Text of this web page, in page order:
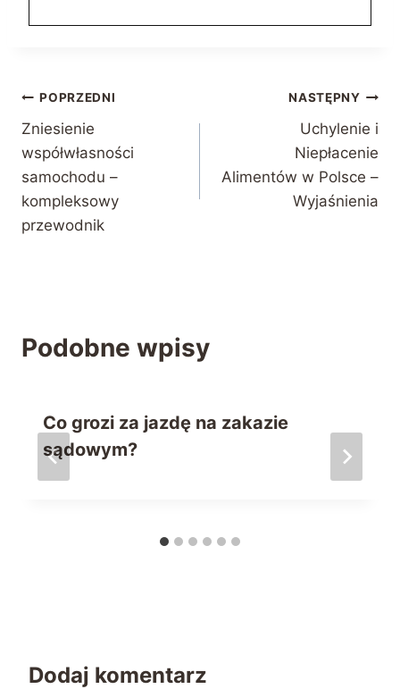
Nawigacja
wpisu
POPRZEDNI
Zniesienie
współwłasności
samochodu –
kompleksowy
przewodnik
NASTĘPNY
Uchylenie i
Niepłacenie
Alimentów w Polsce –
Wyjaśnienia
Podobne wpisy
Co grozi za jazdę na zakazie
sądowym?
Dodaj komentarz